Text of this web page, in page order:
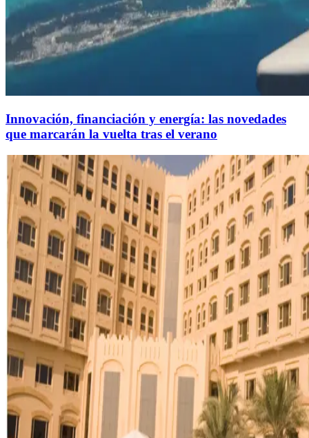
Innovación, financiación y energía: las novedades
que marcarán la vuelta tras el verano